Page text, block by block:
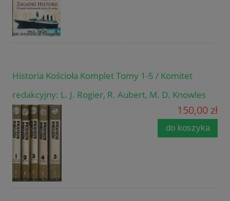
Historia Kościoła Komplet Tomy 1-5 / Komitet
redakcyjny: L. J. Rogier, R. Aubert, M. D. Knowles
150,00 zł
do koszyka